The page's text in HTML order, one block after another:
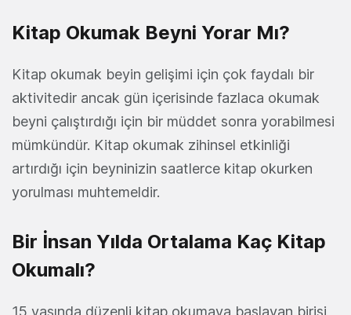
Kitap Okumak Beyni Yorar Mı?
Kitap okumak beyin gelişimi için çok faydalı bir
aktivitedir ancak gün içerisinde fazlaca okumak
beyni çalıştırdığı için bir müddet sonra yorabilmesi
mümkündür. Kitap okumak zihinsel etkinliği
artırdığı için beyninizin saatlerce kitap okurken
yorulması muhtemeldir.
Bir İnsan Yılda Ortalama Kaç Kitap
Okumalı?
15 yaşında düzenli kitap okumaya başlayan birisi